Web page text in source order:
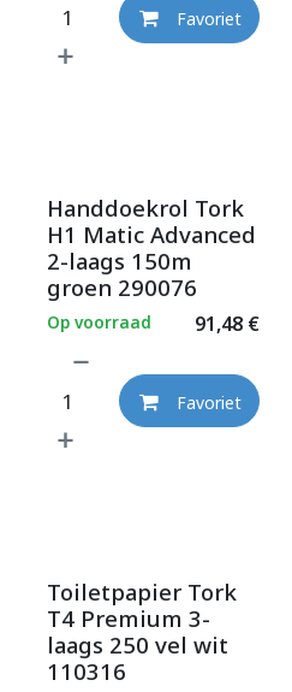
Favoriet
Handdoekrol Tork
H1 Matic Advanced
2-laags 150m
groen 290076
91,48€
Op voorraad
Favoriet
Toiletpapier Tork
T4 Premium 3-
laags 250 vel wit
110316